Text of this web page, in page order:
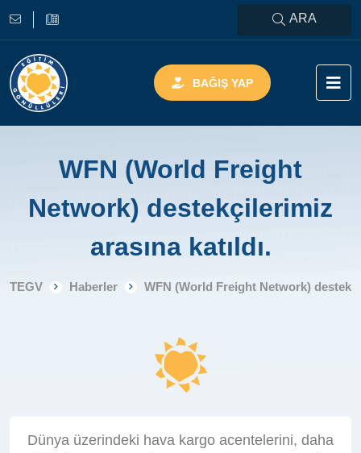
ARA
BAĞIŞ YAP
WFN (World Freight
Network) destekçilerimiz
arasına katıldı.
TEGV Haberler WFN (World Freight Network)
Dünya üzerindeki hava kargo acentelerini, daha